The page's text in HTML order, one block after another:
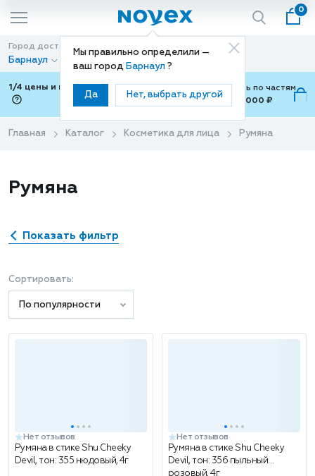
Мы правильно определили —
ваш город Барнаул ?
Да Нет, выбрать другой
0
Город доставки
Барнаул
Способ доставки
Доставка
1/4 цены и покупки ваши с Подели
Можно оплатить по частям
от 700 ₽ до 15,000 ₽
Главная Каталог Косметика для лица Румяна
Румяна
Показать фильтр
Сортировать:
По популярности
Нет отзывов
Румяна в стике Shu Cheeky
Devil, тон: 355 нюдовый, 4г
Нет отзывов
Румяна в стике Shu Cheeky
Devil, тон: 356 пыльный
розовый, 4г